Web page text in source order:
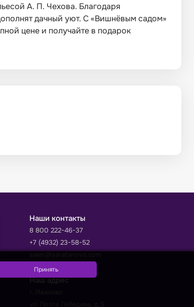
А. П. Чехова. Благодаря
дачный уют. С «Вишнёвым садом»
цене и получайте в подарок
Наши контакты
8 800 222-46-37
+7 (4932) 23-58-52
Наш адрес